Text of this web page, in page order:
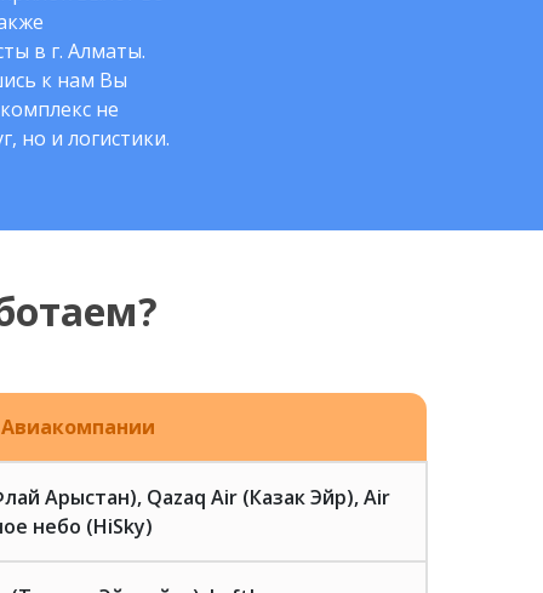
в г. Алматы.
к нам Вы
не
но и логистики.
Авиакомпании
Арыстан), Qazaq Air (Казак Эйр), Air
небо (HiSky)